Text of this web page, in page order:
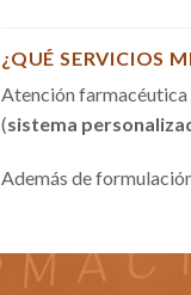
¿QUÉ SERVICIOS
Atención farmacéutica
(sistema
Además de